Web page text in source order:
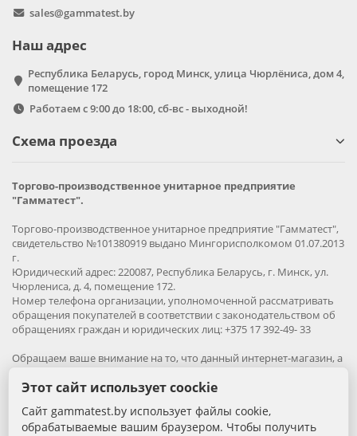
sales@gammatest.by
Наш адрес
Республика Беларусь, город Минск, улица Чюрлёниса, дом 4,
помещение 172
Работаем с 9:00 до 18:00, сб-вс - выходной!
Схема проезда
Торгово-производственное унитарное предприятие
"Гамматест".
Торгово-производственное унитарное предприятие "Гамматест",
свидетельство №101380919 выдано Мингорисполкомом 01.07.2013
г.
Юридический адрес: 220087, Республика Беларусь, г. Минск, ул.
Чюрлениса, д. 4, помещение 172.
Номер телефона организации, уполномоченной рассматривать
обращения покупателей в соответствии с законодательством об
обращениях граждан и юридических лиц: +375 17 392-49- 33
Обращаем ваше внимание на то, что данный интернет-магазин, а
нём, носит исключительно информационный характер и ни при
Вся информация на сайте – собственность интернет-магазина
Этот сайт использует coockie
Сайт gammatest.by использует файлы cookie,
обрабатываемые вашим браузером. Чтобы получить